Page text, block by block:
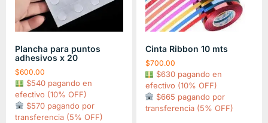
Plancha para puntos
adhesivos x 20
$600.00
$540 pagando en
efectivo (10% OFF)
$570 pagando por
transferencia (5% OFF)
Cinta Ribbon 10 mts
$700.00
$630 pagando en
efectivo (10% OFF)
$665 pagando por
transferencia (5% OFF)